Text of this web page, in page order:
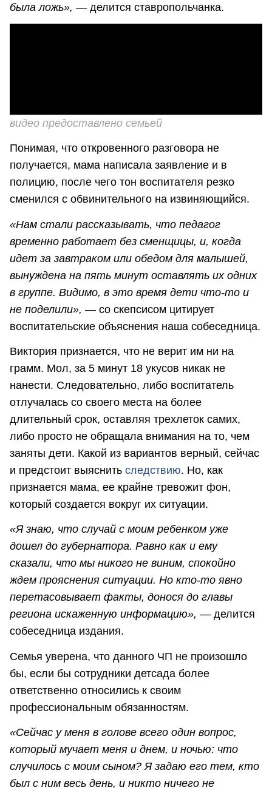
была ложь», — делится ставропольчанка.
видео предоставлено семьей
Понимая, что откровенного разговора не
получается, мама написала заявление и в
полицию, после чего тон воспитателя резко
сменился с обвинительного на извиняющийся.
«Нам стали рассказывать, что педагог
временно работает без сменщицы, и, когда
идет за завтраком или обедом для малышей,
вынуждена на пять минут оставлять их одних
в группе. Видимо, в это время дети что-то и
не поделили», — со скепсисом цитирует
воспитательские объяснения наша собеседница.
Виктория признается, что не верит им ни на
грамм. Мол, за 5 минут 18 укусов никак не
нанести. Следовательно, либо воспитатель
отлучалась со своего места на более
длительный срок, оставляя трехлеток самих,
либо просто не обращала внимания на то, чем
заняты дети. Какой из вариантов верный, сейчас
и предстоит выяснить следствию. Но, как
признается мама, ее крайне тревожит фон,
который создается вокруг их ситуации.
«Я знаю, что случай с моим ребенком уже
дошел до губернатора. Равно как и ему
сказали, что мы никого не виним, спокойно
ждем прояснения ситуации. Но кто-то явно
перетасовывает факты, донося до главы
региона искаженную информацию», — делится
собеседница издания.
Семья уверена, что данного ЧП не произошло
бы, если бы сотрудники детсада более
ответственно относились к своим
профессиональным обязанностям.
«Сейчас у меня в голове всего один вопрос,
который мучает меня и днем, и ночью: что
случилось с моим сыном? Я задаю его тем, кто
был с ним весь день, и никто ничего не